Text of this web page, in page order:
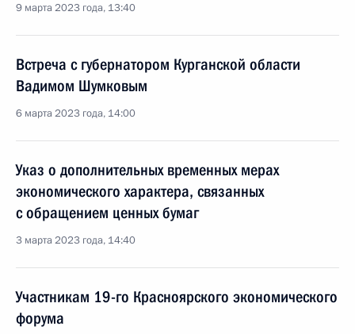
9 марта 2023 года, 13:40
Встреча с губернатором Курганской области
Вадимом Шумковым
6 марта 2023 года, 14:00
Указ о дополнительных временных мерах
экономического характера, связанных
с обращением ценных бумаг
3 марта 2023 года, 14:40
Участникам 19-го Красноярского экономического
форума